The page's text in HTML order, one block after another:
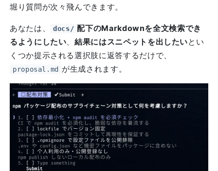
堀り質問が次々飛んできます。
あなたは、 docs/ 配下のMarkdownを全文検索でき
るようにしたい、結果にはスニペットを出したいとい
くつか提示される選択肢に返答するだけで、
proposal.md が生成されます。